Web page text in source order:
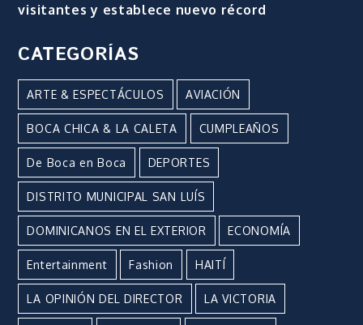
visitantes y establece nuevo récord
CATEGORÍAS
ARTE & ESPECTÁCULOS AVIACIÓN
BOCA CHICA & LA CALETA CUMPLEAÑOS
De Boca en Boca DEPORTES
DISTRITO MUNICIPAL SAN LUÍS
DOMINICANOS EN EL EXTERIOR ECONOMÍA
Entertainment Fashion HAITÍ
LA OPINIÓN DEL DIRECTOR LA VICTORIA